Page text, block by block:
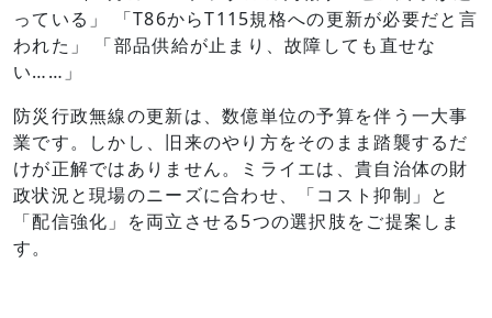
っている」 「T86からT115規格への更新が必要だと言
われた」 「部品供給が止まり、故障しても直せな
い……」
防災行政無線の更新は、数億単位の予算を伴う一大事
業です。しかし、旧来のやり方をそのまま踏襲するだ
けが正解ではありません。ミライエは、貴自治体の財
政状況と現場のニーズに合わせ、「コスト抑制」と
「配信強化」を両立させる5つの選択肢をご提案しま
す。